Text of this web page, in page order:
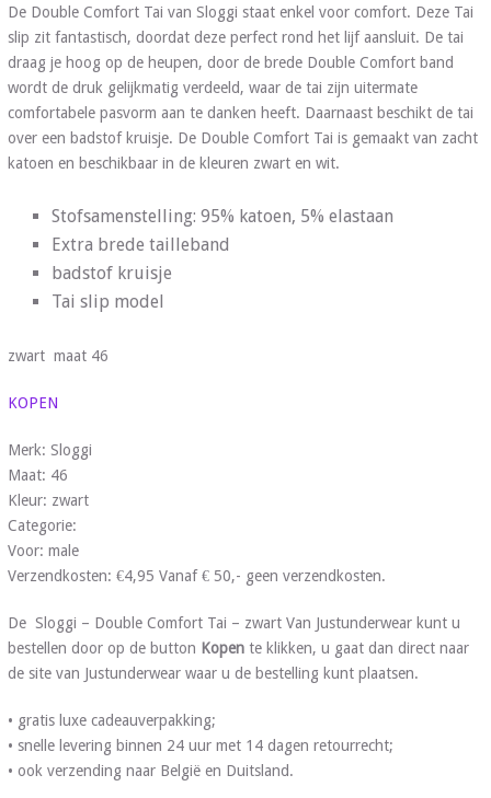
De Double Comfort Tai van Sloggi staat enkel voor comfort. Deze Tai
slip zit fantastisch, doordat deze perfect rond het lijf aansluit. De tai
draag je hoog op de heupen, door de brede Double Comfort band
wordt de druk gelijkmatig verdeeld, waar de tai zijn uitermate
comfortabele pasvorm aan te danken heeft. Daarnaast beschikt de tai
over een badstof kruisje. De Double Comfort Tai is gemaakt van zacht
katoen en beschikbaar in de kleuren zwart en wit.
Stofsamenstelling: 95% katoen, 5% elastaan
Extra brede tailleband
badstof kruisje
Tai slip model
zwart maat 46
KOPEN
Merk: Sloggi
Maat: 46
Kleur: zwart
Categorie:
Voor: male
Verzendkosten: €4,95 Vanaf € 50,- geen verzendkosten.
De Sloggi – Double Comfort Tai – zwart Van Justunderwear kunt u
bestellen door op de button Kopente klikken, u gaat dan direct naar
de site van Justunderwear waar u de bestelling kunt plaatsen.
• gratis luxe cadeauverpakking;
• snelle levering binnen 24 uur met 14 dagen retourrecht;
• ook verzending naar België en Duitsland.